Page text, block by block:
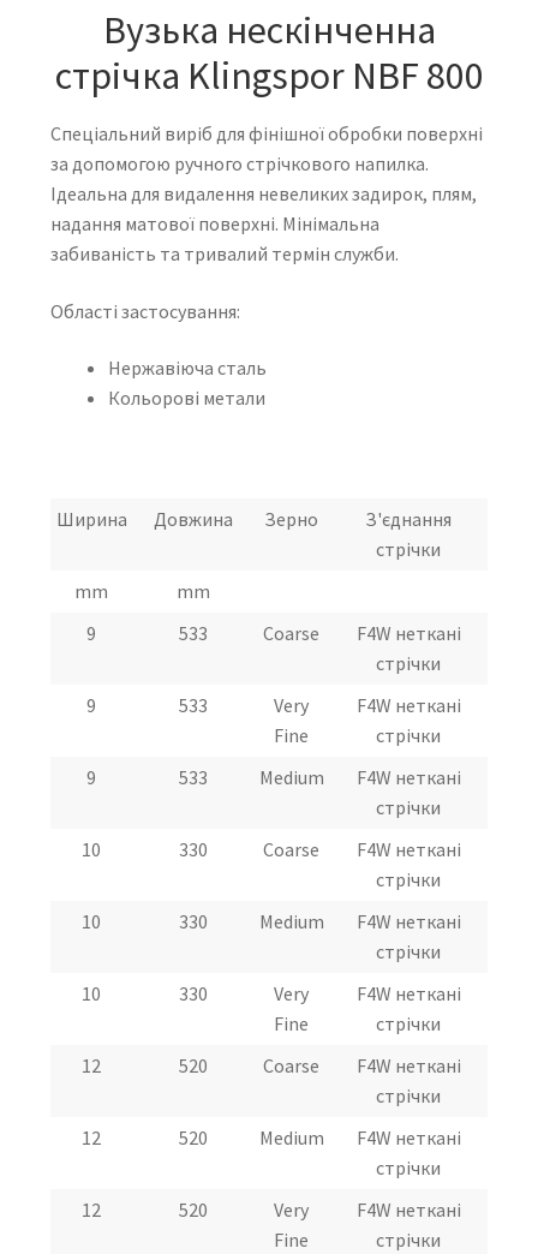
Вузька нескінченна
стрічка Klingspor NBF 800
Спеціальний виріб для фінішної обробки поверхні
за допомогою ручного стрічкового напилка.
Ідеальна для видалення невеликих задирок, плям,
надання матової поверхні. Мінімальна
забиваність та тривалий термін служби.
Області застосування:
Нержавіюча сталь
Кольорові метали
Ширина Довжина Зерно
З'єднання
стрічки
mm
mm
9
533 Coarse
F4W неткані
стрічки
9
533
Very
Fine
F4W неткані
стрічки
9
533 Medium
F4W неткані
стрічки
10
330 Coarse
F4W неткані
стрічки
10
330 Medium
F4W неткані
стрічки
10
330
Very
Fine
F4W неткані
стрічки
12
520 Coarse
F4W неткані
стрічки
12
520 Medium
F4W неткані
стрічки
12
520
Very
Fine
F4W неткані
стрічки